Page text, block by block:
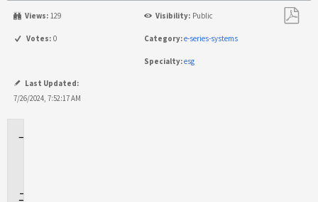
Views: 129 Visibility: Public
Votes: 0 Category:e-series-systems
Specialty:esg
Last Updated:
7/26/2024, 7:52:17 AM